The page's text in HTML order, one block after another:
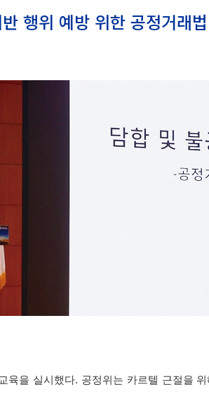
행위 예방 위한 공정거래
육을 실시했다. 공정위는 카르텔 근절을